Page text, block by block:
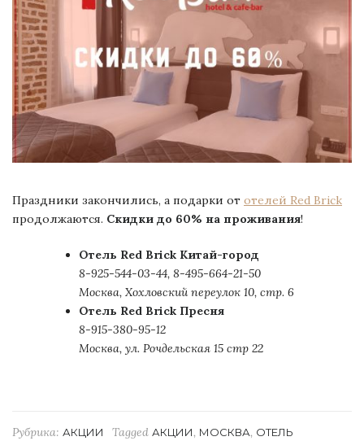
Праздники закончились, а подарки от отелей Red Brick
продолжаются. Скидки до 60% на проживания!
Отель Red Brick Китай-город
8-925-544-03-44, 8-495-664-21-50
Москва, Хохловский переулок 10, стр. 6
Отель Red Brick Пресня
8-915-380-95-12
Москва, ул. Рочдельская 15 стр 22
Рубрика: АКЦИИ Tagged АКЦИИ, МОСКВА, ОТЕЛЬ